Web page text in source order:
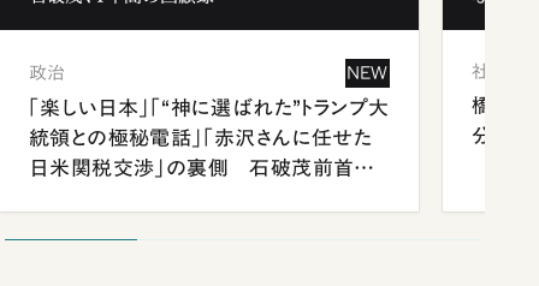
政治 NEW
「楽しい日本」「“神に選ばれた”トランプ大
統領との極秘電話」「赤沢さんに任せた
日米関税交渉」の裏側 石破茂前首相
社会
橋本愛
分 佐